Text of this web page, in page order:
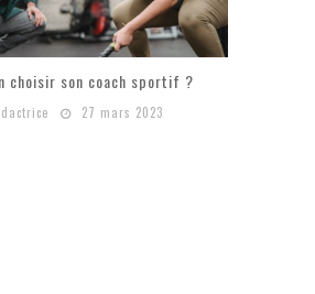
Anti chute cheveux homme : quelles solutions pour renforcer sa chevelure ?
choisir son coach sportif ?
27 mars 2023